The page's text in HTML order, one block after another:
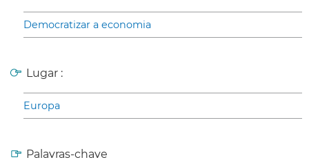
Democratizar a economia
Lugar :
Europa
Palavras-chave